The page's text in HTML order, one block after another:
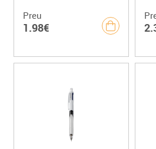
Preu
1.98€